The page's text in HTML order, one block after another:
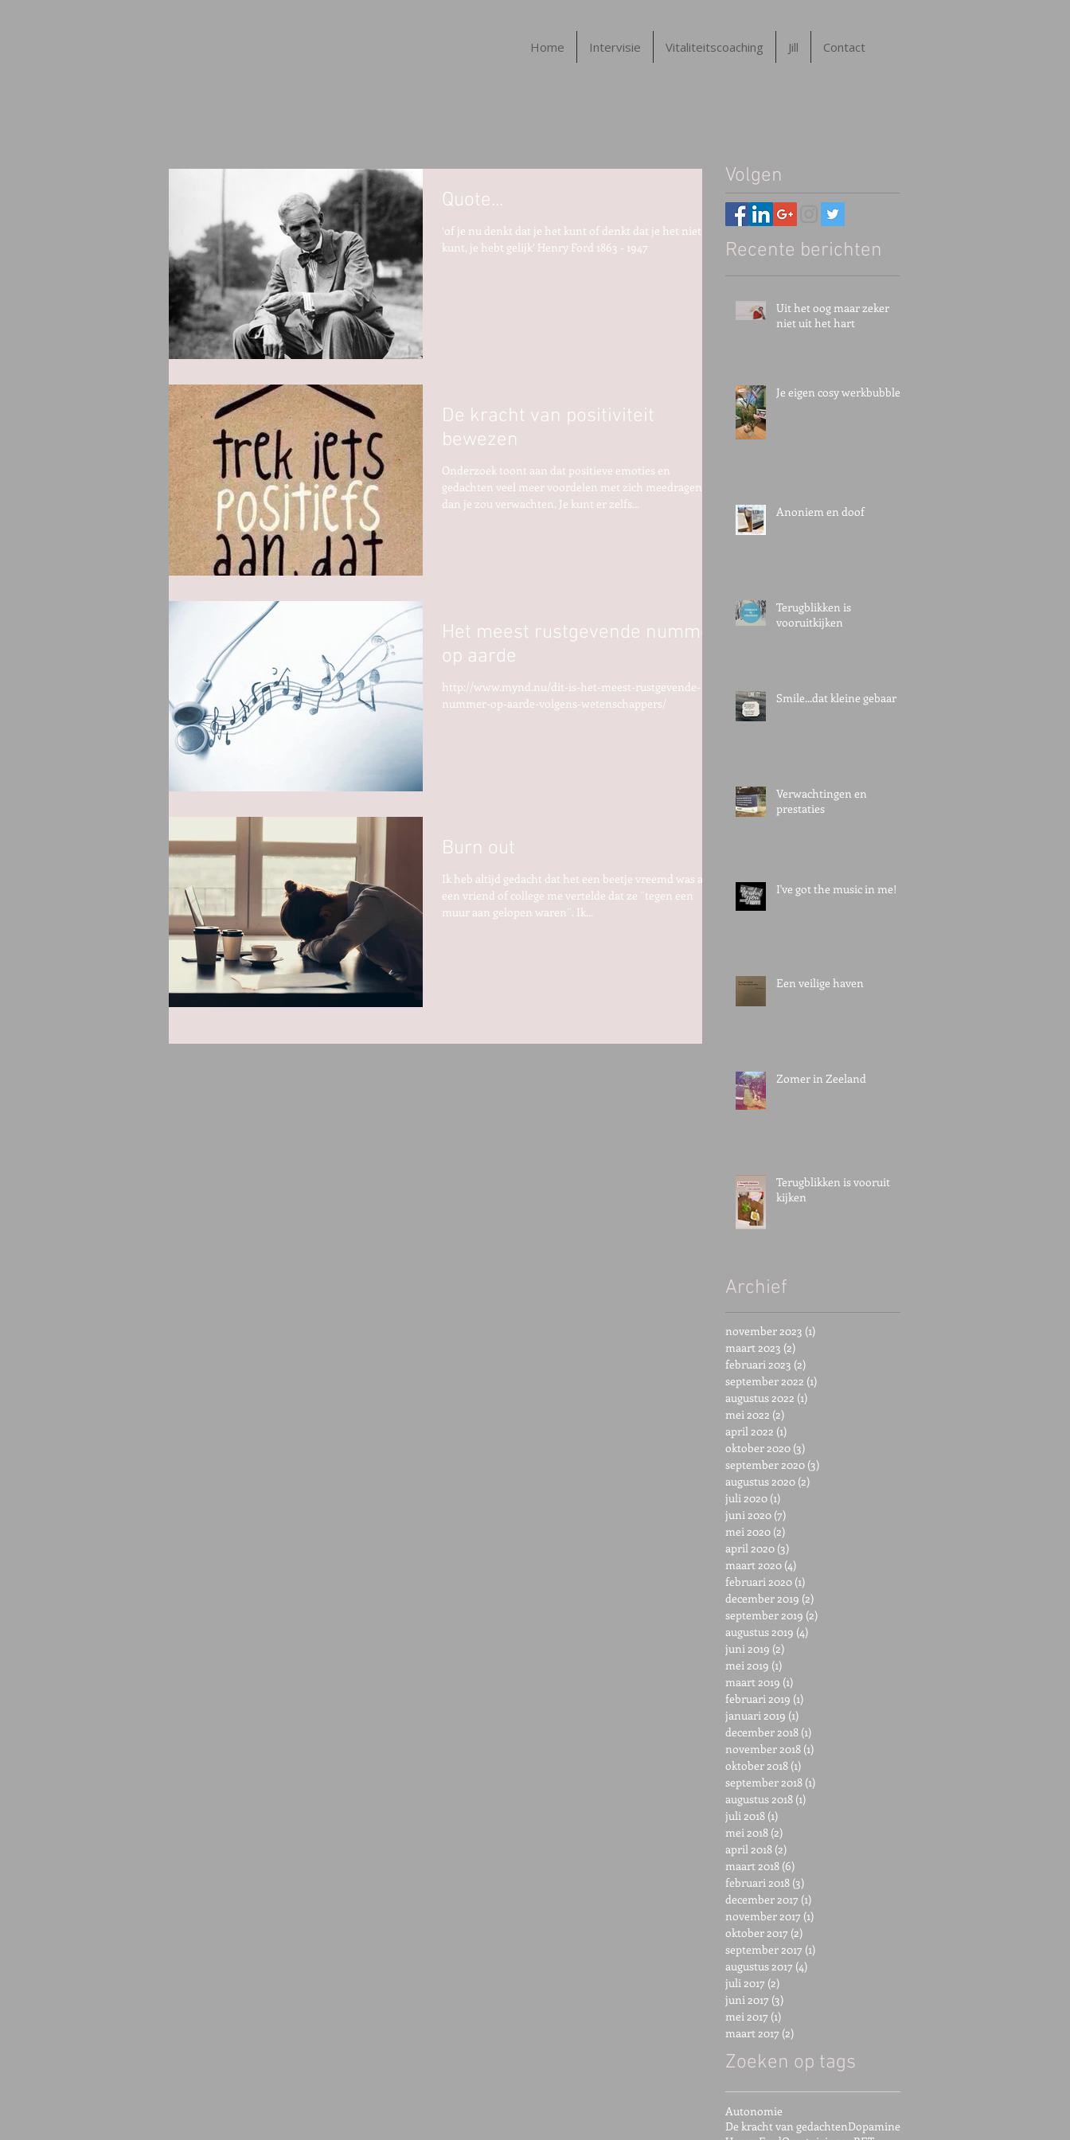
Home Intervisie Vitaliteitscoaching Jill Contact
Quote...
‘of je nu denkt dat je het kunt of denkt dat je het niet
kunt, je hebt gelijk’ Henry Ford 1863 - 1947
De kracht van positiviteit
bewezen
Onderzoek toont aan dat positieve emoties en
gedachten veel meer voordelen met zich meedragen
dan je zou verwachten. Je kunt er zelfs...
Het meest rustgevende nummer
op aarde
http://www.mynd.nu/dit-is-het-meest-rustgevende-
nummer-op-aarde-volgens-wetenschappers/​
Burn out
Ik heb altijd gedacht dat het een beetje vreemd was als
een vriend of college me vertelde dat ze ¨tegen een
muur aan gelopen waren¨. Ik...
Volgen
Recente berichten
Uit het oog maar zeker
niet uit het hart
Je eigen cosy werkbubble
Anoniem en doof
Terugblikken is
vooruitkijken
Smile...dat kleine gebaar
Verwachtingen en
prestaties
I've got the music in me!
Een veilige haven
Zomer in Zeeland
Terugblikken is vooruit
kijken
Archief
november 2023 (1)
maart 2023 (2)
februari 2023 (2)
september 2022 (1)
augustus 2022 (1)
mei 2022 (2)
april 2022 (1)
oktober 2020 (3)
september 2020 (3)
augustus 2020 (2)
juli 2020 (1)
juni 2020 (7)
mei 2020 (2)
april 2020 (3)
maart 2020 (4)
februari 2020 (1)
december 2019 (2)
september 2019 (2)
augustus 2019 (4)
juni 2019 (2)
mei 2019 (1)
maart 2019 (1)
februari 2019 (1)
januari 2019 (1)
december 2018 (1)
november 2018 (1)
oktober 2018 (1)
september 2018 (1)
augustus 2018 (1)
juli 2018 (1)
mei 2018 (2)
april 2018 (2)
maart 2018 (6)
februari 2018 (3)
december 2017 (1)
november 2017 (1)
oktober 2017 (2)
september 2017 (1)
augustus 2017 (4)
juli 2017 (2)
juni 2017 (3)
mei 2017 (1)
maart 2017 (2)
Zoeken op tags
Autonomie
De kracht van gedachtenDopamine